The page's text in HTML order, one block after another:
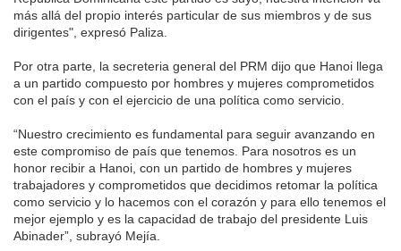
más allá del propio interés particular de sus miembros y de sus
dirigentes", expresó Paliza.
Por otra parte, la secreteria general del PRM dijo que Hanoi llega
a un partido compuesto por hombres y mujeres comprometidos
con el país y con el ejercicio de una política como servicio.
“Nuestro crecimiento es fundamental para seguir avanzando en
este compromiso de país que tenemos. Para nosotros es un
honor recibir a Hanoi, con un partido de hombres y mujeres
trabajadores y comprometidos que decidimos retomar la política
como servicio y lo hacemos con el corazón y para ello tenemos el
mejor ejemplo y es la capacidad de trabajo del presidente Luis
Abinader”, subrayó Mejía.